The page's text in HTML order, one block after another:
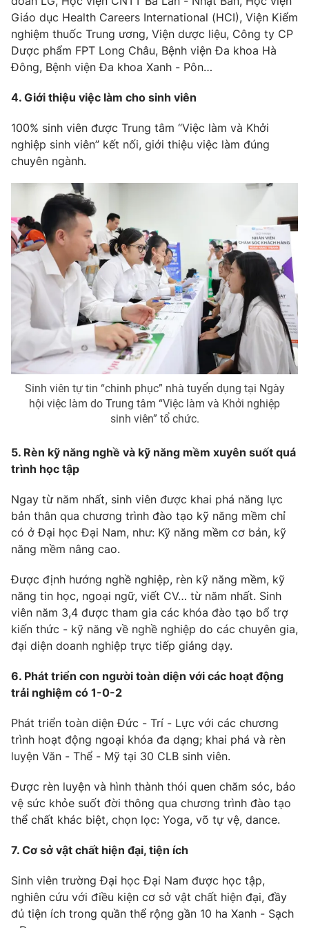
Liên hệ quảng cáo: 024-7300.7108
® Cấm sao chép dưới mọi hình thức nếu không có sự chấp
thuận bằng văn bản. Ghi rõ nguồn VTV.vn khi phát hành lại
thông tin từ website này.
Giáo dục Health Careers International (HCI), Viện Kiểm
nghiệm thuốc Trung ương, Viện dược liệu, Công ty CP
Dược phẩm FPT Long Châu, Bệnh viện Đa khoa Hà
Đông, Bệnh viện Đa khoa Xanh - Pôn…
4. Giới thiệu việc làm cho sinh viên
100% sinh viên được Trung tâm “Việc làm và Khởi
nghiệp sinh viên” kết nối, giới thiệu việc làm đúng
chuyên ngành.
Sinh viên tự tin “chinh phục” nhà tuyển dụng tại Ngày
hội việc làm do Trung tâm “Việc làm và Khởi nghiệp
sinh viên” tổ chức.
5. Rèn kỹ năng nghề và kỹ năng mềm xuyên suốt quá
trình học tập
Ngay từ năm nhất, sinh viên được khai phá năng lực
bản thân qua chương trình đào tạo kỹ năng mềm chỉ
có ở Đại học Đại Nam, như: Kỹ năng mềm cơ bản, kỹ
năng mềm nâng cao.
Được định hướng nghề nghiệp, rèn kỹ năng mềm, kỹ
năng tin học, ngoại ngữ, viết CV… từ năm nhất. Sinh
viên năm 3,4 được tham gia các khóa đào tạo bổ trợ
kiến thức - kỹ năng về nghề nghiệp do các chuyên gia,
đại diện doanh nghiệp trực tiếp giảng dạy.
6. Phát triển con người toàn diện với các hoạt động
trải nghiệm có 1-0-2
Phát triển toàn diện Đức - Trí - Lực với các chương
trình hoạt động ngoại khóa đa dạng; khai phá và rèn
luyện Văn - Thể - Mỹ tại 30 CLB sinh viên.
Được rèn luyện và hình thành thói quen chăm sóc, bảo
vệ sức khỏe suốt đời thông qua chương trình đào tạo
thể chất khác biệt, chọn lọc: Yoga, võ tự vệ, dance.
7. Cơ sở vật chất hiện đại, tiện ích
Sinh viên trường Đại học Đại Nam được học tập,
nghiên cứu với điều kiện cơ sở vật chất hiện đại, đầy
đủ tiện ích trong quần thể rộng gần 10 ha Xanh - Sạch